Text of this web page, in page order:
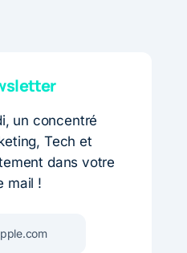
un concentré
Tech et
dans votre
mail !